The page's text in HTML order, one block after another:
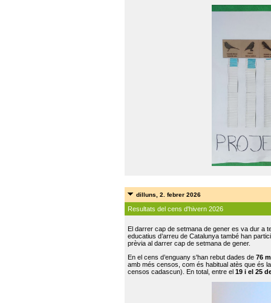
dilluns, 2. febrer 2026
Resultats del cens d'hivern 2026
El darrer cap de setmana de gener es va dur a
educatius d’arreu de Catalunya també han
prèvia al darrer cap de setmana de gener.
En el cens d’enguany s'han rebut dades de 76
amb més censos, com és habitual atès que és
censos cadascun). En total, entre el 19 i el 25